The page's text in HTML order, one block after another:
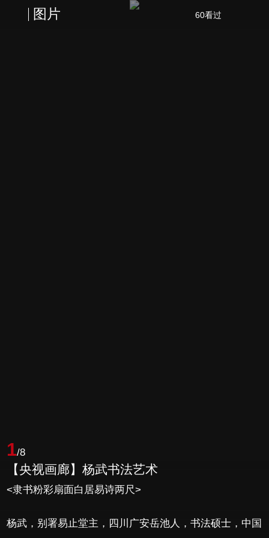
图片 60看过
1/8
【央视画廊】杨武书法艺术
<隶书粉彩扇面白居易诗两尺>
杨武，别署易止堂主，四川广安岳池人，书法硕士，中国